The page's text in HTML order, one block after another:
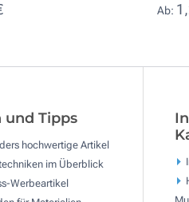
Ab:
und Tipps
hochwertige Artikel
im Überblick
Werbeartikel